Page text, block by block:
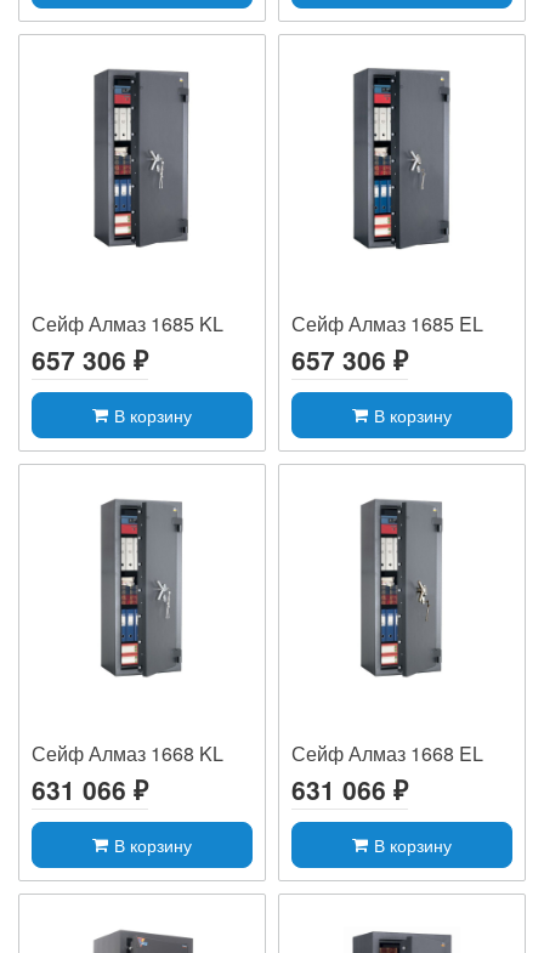
Сейф Алмаз 1685 KL
657 306 ₽
В корзину
Сейф Алмаз 1685 EL
657 306 ₽
В корзину
Сейф Алмаз 1668 KL
631 066 ₽
В корзину
Сейф Алмаз 1668 EL
631 066 ₽
В корзину